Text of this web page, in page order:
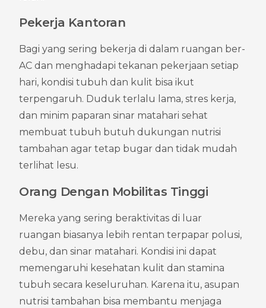
Pekerja Kantoran
Bagi yang sering bekerja di dalam ruangan ber-
AC dan menghadapi tekanan pekerjaan setiap
hari, kondisi tubuh dan kulit bisa ikut
terpengaruh. Duduk terlalu lama, stres kerja,
dan minim paparan sinar matahari sehat
membuat tubuh butuh dukungan nutrisi
tambahan agar tetap bugar dan tidak mudah
terlihat lesu.
Orang Dengan Mobilitas Tinggi
Mereka yang sering beraktivitas di luar
ruangan biasanya lebih rentan terpapar polusi,
debu, dan sinar matahari. Kondisi ini dapat
memengaruhi kesehatan kulit dan stamina
tubuh secara keseluruhan. Karena itu, asupan
nutrisi tambahan bisa membantu menjaga